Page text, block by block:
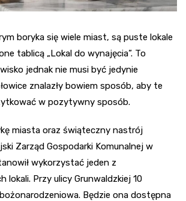
boryka się wiele miast, są puste lokale
tablicą „Lokal do wynajęcia”. To
jednak nie musi być jedynie
znalazły bowiem sposób, aby te
w pozytywny sposób.
miasta oraz świąteczny nastrój
Zarząd Gospodarki Komunalnej w
wykorzystać jeden z
lokali. Przy ulicy Grunwaldzkiej 10
Będzie ona dostępna